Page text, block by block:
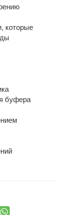
которые
буфера